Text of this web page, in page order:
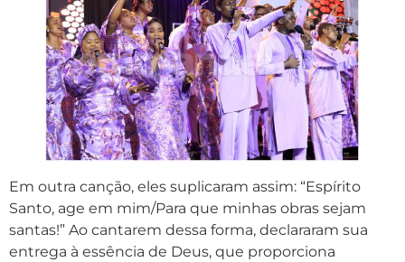
Em outra canção, eles suplicaram assim: “Espírito
Santo, age em mim/Para que minhas obras sejam
santas!” Ao cantarem dessa forma, declararam sua
entrega à essência de Deus, que proporciona